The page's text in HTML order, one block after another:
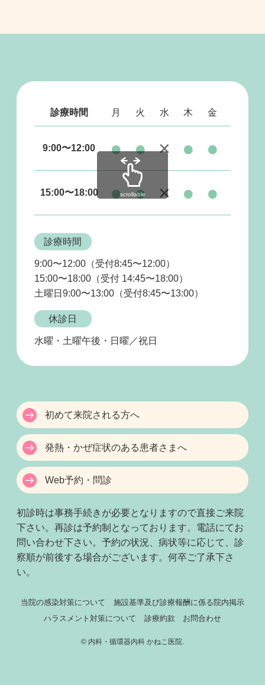
診療時間 月 火 水 木 金
9:00〜12:00 ● ● × ● ●
15:00〜18:00 ● ● × ● ●
scrollable
診療時間
9:00〜12:00（受付8:45〜12:00）
15:00〜18:00（受付 14:45〜18:00）
土曜日9:00〜13:00（受付8:45〜13:00）
休診日
水曜・土曜午後・日曜／祝日
初めて来院される方へ
発熱・かぜ症状のある患者さまへ
Web予約・問診
初診時は事務手続きが必要となりますので直接ご来院
下さい。再診は予約制となっております。電話にてお
問い合わせ下さい。予約の状況、病状等に応じて、診
察順が前後する場合がございます。何卒ご了承下さ
い。
当院の感染対策について
施設基準及び診療報酬に係る院内掲示
ハラスメント対策について
診療約款 お問合わせ
© 内科・循環器内科 かねこ医院.